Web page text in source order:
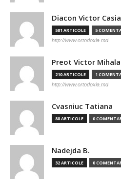
Diacon Victor
581 ARTICOLE 5
http://www.ortodoxia.md
Preot Victor
210 ARTICOLE 1
http://www.ortodoxia.md
Cvasniuc Tatiana
88 ARTICOLE 0
Nadejda B.
32 ARTICOLE 0